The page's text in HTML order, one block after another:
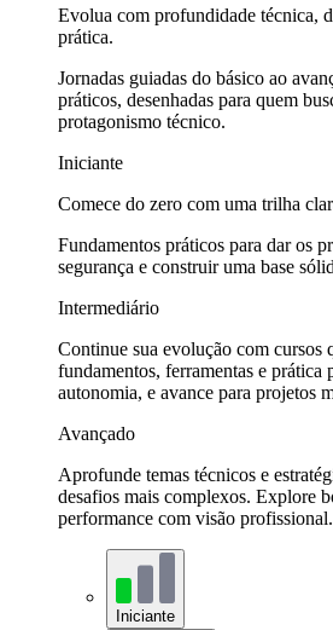
Evolua com profundidade técnica,
prática.
Jornadas guiadas do básico ao
práticos, desenhadas para quem
protagonismo técnico.
Iniciante
Comece do zero com uma trilha
Fundamentos práticos para dar os
segurança e construir uma base
Intermediário
Continue sua evolução com cursos
fundamentos, ferramentas e prática
autonomia, e avance para projetos
Avançado
Aprofunde temas técnicos e
desafios mais complexos. Explore
performance com visão profissional.
Iniciante